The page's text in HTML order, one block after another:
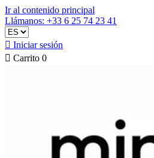
Ir al contenido principal
Llámanos: +33 6 25 74 23 41
 Iniciar sesión
 Carrito 0